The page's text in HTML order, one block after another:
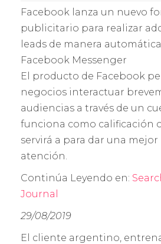
Facebook lanza un nuevo
publicitario para realizar
leads de manera
Facebook Messenger
El producto de Facebook
negocios interactuar
audiencias a través de un
funciona como calificación
servirá a para dar una
atención.
Continúa Leyendo en:
Journal
29/08/2019
El cliente argentino,